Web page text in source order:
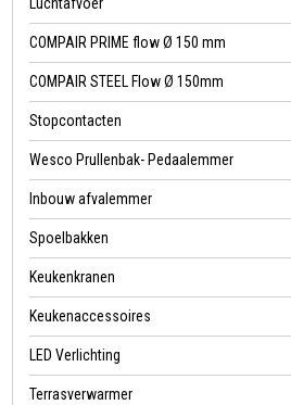
COMPAIR PRIME flow Ø 150 mm
COMPAIR STEEL Flow Ø 150mm
Stopcontacten
Wesco Prullenbak- Pedaalemmer
Inbouw afvalemmer
Spoelbakken
Keukenkranen
Keukenaccessoires
LED Verlichting
Terrasverwarmer